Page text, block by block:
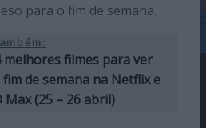
para o fim de semana.
melhores filmes para ver
fim de semana na Netflix e
Max (25 – 26 abril)